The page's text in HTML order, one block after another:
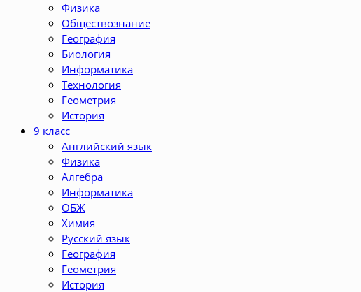
Физика
Обществознание
География
Биология
Информатика
Технология
Геометрия
История
9 класс
Английский язык
Физика
Алгебра
Информатика
ОБЖ
Химия
Русский язык
География
Геометрия
История